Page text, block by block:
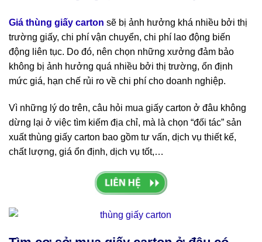
Giá thùng giấy carton sẽ bị ảnh hưởng khá nhiều bởi thị
trường giấy, chi phí vận chuyển, chi phí lao động biến
động liên tục. Do đó, nên chọn những xưởng đảm bảo
không bị ảnh hưởng quá nhiều bởi thị trường, ổn định
mức giá, hạn chế rủi ro về chi phí cho doanh nghiệp.
Vì những lý do trên, câu hỏi mua giấy carton ở đâu không
dừng lại ở việc tìm kiếm địa chỉ, mà là chọn “đối tác” sản
xuất thùng giấy carton bao gồm tư vấn, dịch vụ thiết kế,
chất lượng, giá ổn định, dịch vụ tốt,…